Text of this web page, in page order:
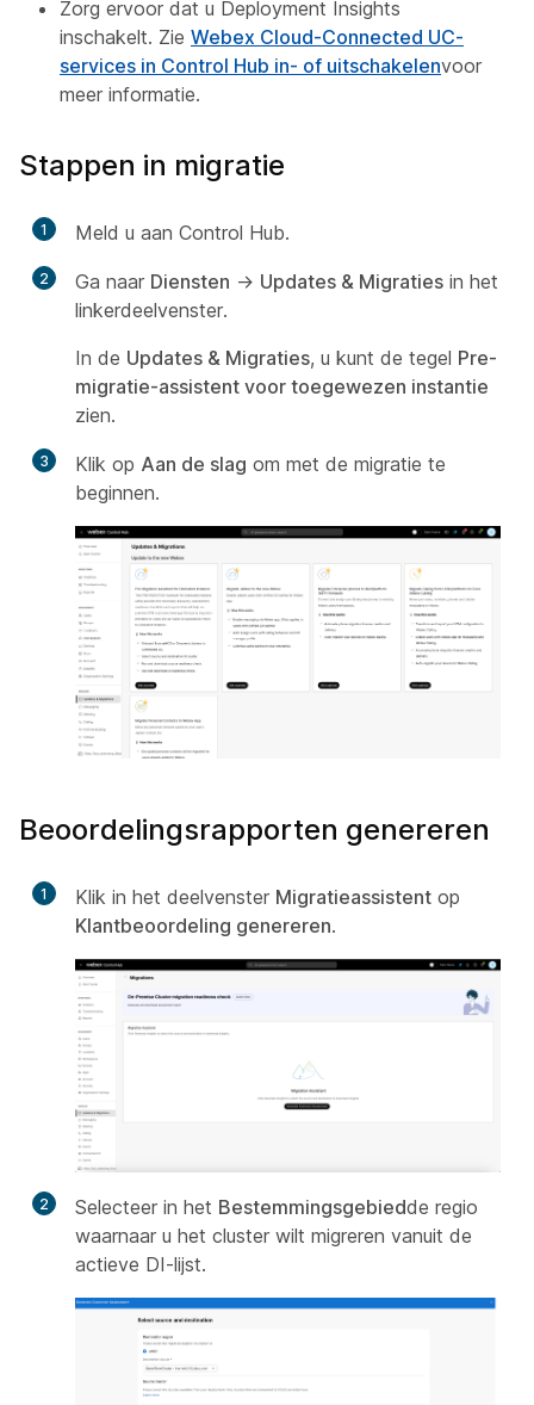
Zorg ervoor dat u Deployment Insights
inschakelt. Zie Webex Cloud-Connected UC-
services in Control Hub in- of uitschakelenvoor
meer informatie.
Stappen in migratie
1 Meld u aan Control Hub.
2 Ga naar Diensten -> Updates & Migraties in het
linkerdeelvenster.
In de Updates & Migraties, u kunt de tegel Pre-
migratie-assistent voor toegewezen instantie
zien.
3 Klik op Aan de slag om met de migratie te
beginnen.
Beoordelingsrapporten genereren
1 Klik in het deelvenster Migratieassistent op
Klantbeoordeling genereren.
2 Selecteer in het Bestemmingsgebiedde regio
waarnaar u het cluster wilt migreren vanuit de
actieve DI-lijst.